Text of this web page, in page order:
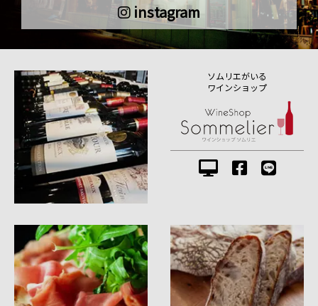
instagram
ソムリエがいる
ワインショップ